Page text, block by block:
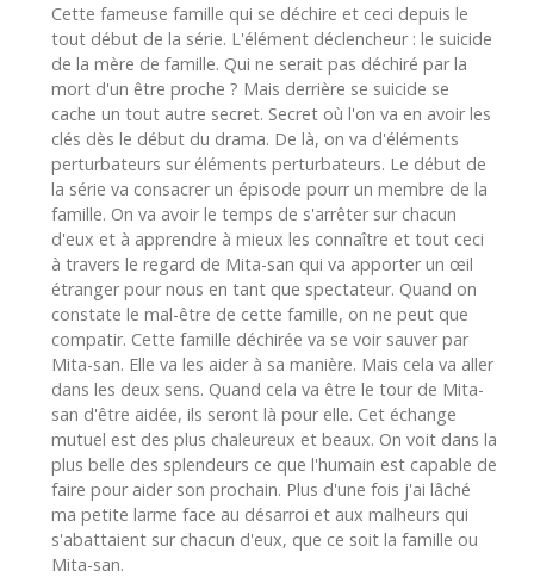
Cette fameuse famille qui se déchire et ceci depuis le
tout début de la série. L'élément déclencheur : le suicide
de la mère de famille. Qui ne serait pas déchiré par la
mort d'un être proche ? Mais derrière se suicide se
cache un tout autre secret. Secret où l'on va en avoir les
clés dès le début du drama. De là, on va d'éléments
perturbateurs sur éléments perturbateurs. Le début de
la série va consacrer un épisode pourr un membre de la
famille. On va avoir le temps de s'arrêter sur chacun
d'eux et à apprendre à mieux les connaître et tout ceci
à travers le regard de Mita-san qui va apporter un œil
étranger pour nous en tant que spectateur. Quand on
constate le mal-être de cette famille, on ne peut que
compatir. Cette famille déchirée va se voir sauver par
Mita-san. Elle va les aider à sa manière. Mais cela va aller
dans les deux sens. Quand cela va être le tour de Mita-
san d'être aidée, ils seront là pour elle. Cet échange
mutuel est des plus chaleureux et beaux. On voit dans la
plus belle des splendeurs ce que l'humain est capable de
faire pour aider son prochain. Plus d'une fois j'ai lâché
ma petite larme face au désarroi et aux malheurs qui
s'abattaient sur chacun d'eux, que ce soit la famille ou
Mita-san.